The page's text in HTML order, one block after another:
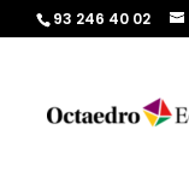
93 246 40 02